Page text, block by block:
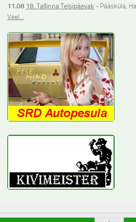
11.08 18. Tallinna Teisipäevak - Pääsküla,
Veel...